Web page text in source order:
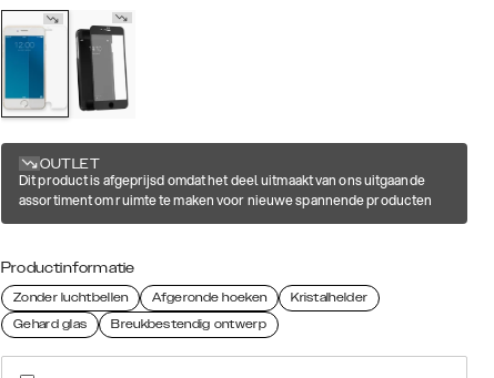
OUTLET
Dit product is afgeprijsd omdat het deel uitmaakt van ons uitgaande
assortiment om ruimte te maken voor nieuwe spannende producten
Productinformatie
Zonder luchtbellen Afgeronde hoeken
Kristalhelder
Gehard glas
Breukbestendig ontwerp